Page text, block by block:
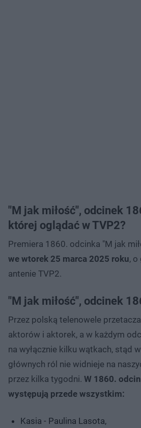
"M jak miłość", odcinek
której oglądać w TVP2?
Premiera 1860. odcinka "M jak
we wtorek 25 marca 2025 roku, o
antenie TVP2.
"M jak miłość", odcinek
Przez polską telenowele
aktorów i aktorek, a w każdym
na wyłącznie kilku wątkach, stąd
głównych ról nie widnieje na
przez kilka tygodni. W 1860.
występują przede wszystkim:
Kasia - Paulina Lasota,